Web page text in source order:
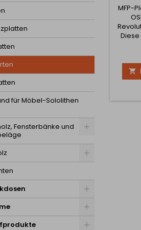
für Möbel-Sololithen
Fensterbänke und
MFP-
Diese
